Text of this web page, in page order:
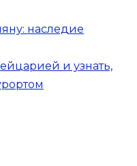
наследие
и узнать,